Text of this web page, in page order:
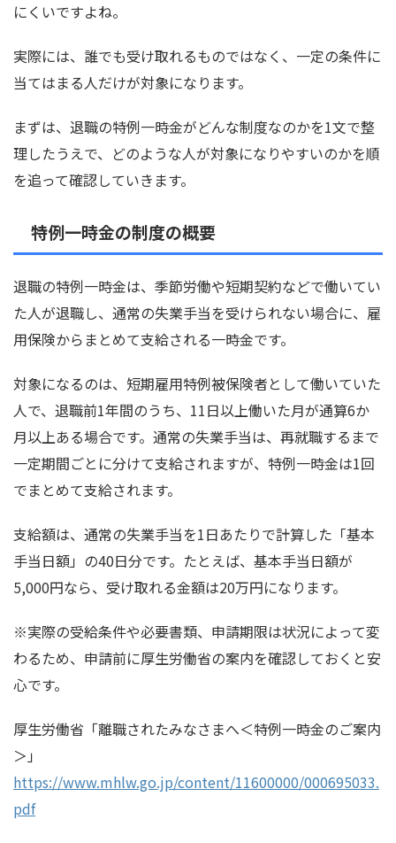
にくいですよね。
実際には、誰でも受け取れるものではなく、一定の条件に
当てはまる人だけが対象になります。
まずは、退職の特例一時金がどんな制度なのかを1文で整
理したうえで、どのような人が対象になりやすいのかを順
を追って確認していきます。
特例一時金の制度の概要
退職の特例一時金は、季節労働や短期契約などで働いてい
た人が退職し、通常の失業手当を受けられない場合に、雇
用保険からまとめて支給される一時金です。
対象になるのは、短期雇用特例被保険者として働いていた
人で、退職前1年間のうち、11日以上働いた月が通算6か
月以上ある場合です。通常の失業手当は、再就職するまで
一定期間ごとに分けて支給されますが、特例一時金は1回
でまとめて支給されます。
支給額は、通常の失業手当を1日あたりで計算した「基本
手当日額」の40日分です。たとえば、基本手当日額が
5,000円なら、受け取れる金額は20万円になります。
※実際の受給条件や必要書類、申請期限は状況によって変
わるため、申請前に厚生労働省の案内を確認しておくと安
心です。
厚生労働省「離職されたみなさまへ＜特例一時金のご案内
＞」
https://www.mhlw.go.jp/content/11600000/000695033.
pdf